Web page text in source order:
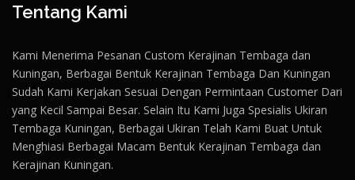
Tentang Kami
Kami Menerima Pesanan Custom Kerajinan Tembaga dan
Kuningan, Berbagai Bentuk Kerajinan Tembaga Dan Kuningan
Sudah Kami Kerjakan Sesuai Dengan Permintaan Customer Dari
yang Kecil Sampai Besar. Selain Itu Kami Juga Spesialis Ukiran
Tembaga Kuningan, Berbagai Ukiran Telah Kami Buat Untuk
Menghiasi Berbagai Macam Bentuk Kerajinan Tembaga dan
Kerajinan Kuningan.